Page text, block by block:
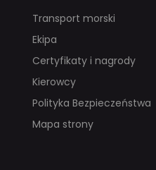
Transport morski
Ekipa
Certyfikaty i nagrody
Kierowcy
Polityka Bezpieczeństwa
Mapa strony